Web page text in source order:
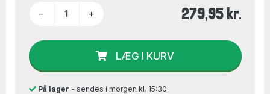
− + 279,95 kr.
LÆG I KURV
På lager - sendes i morgen kl. 15:30